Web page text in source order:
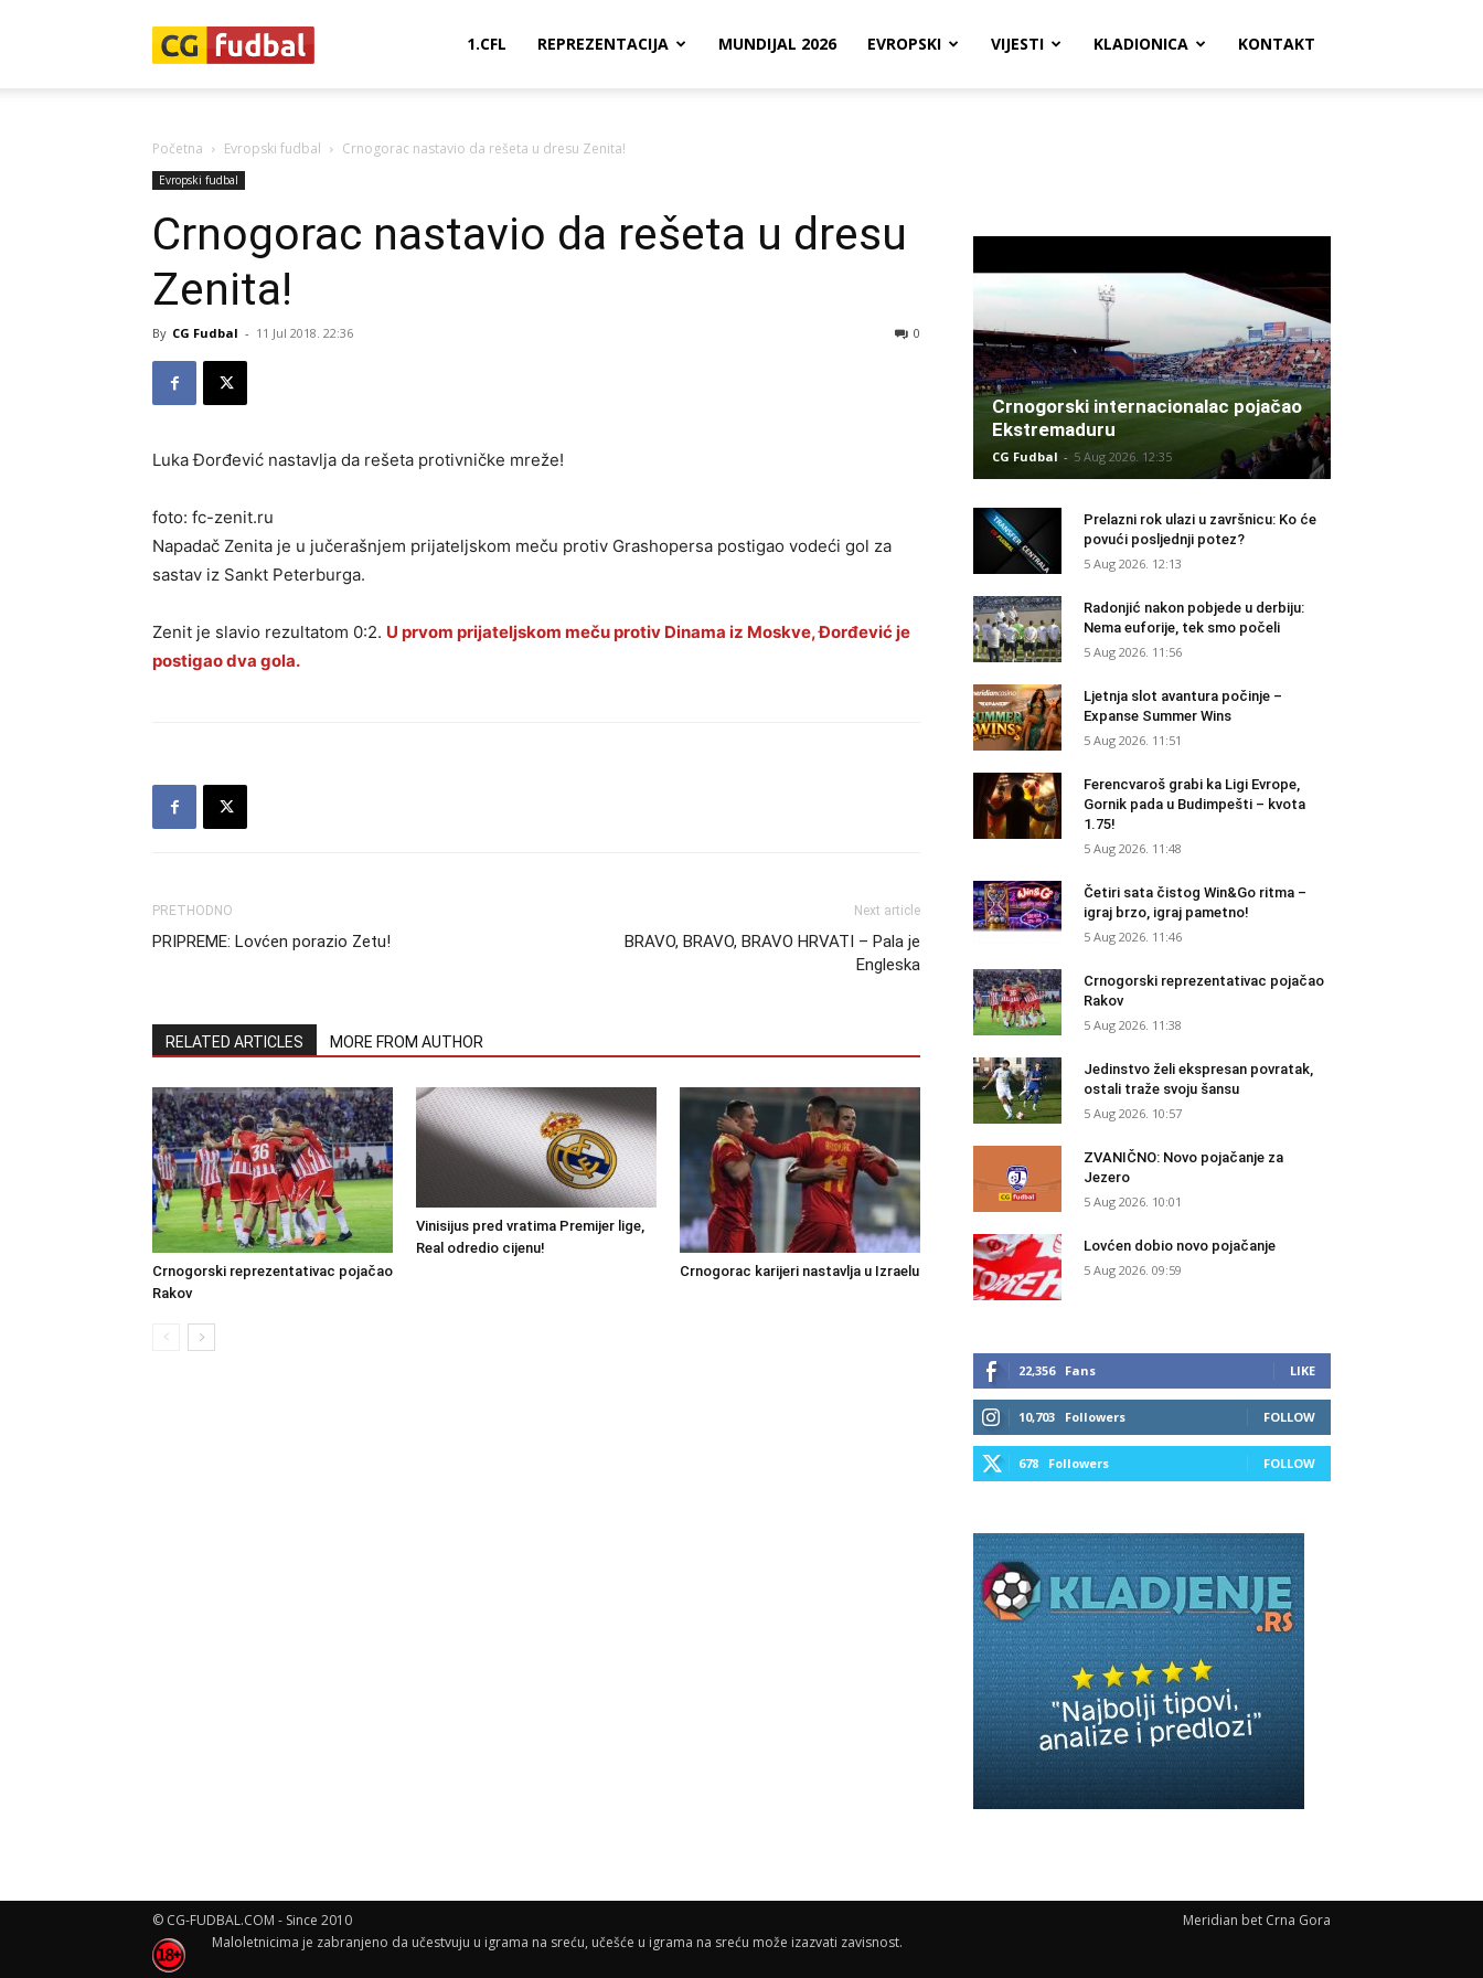
1.CFL REPREZENTACIJA MUNDIJAL 2026 EVROPSKI VIJESTI KLADIONICA KONTAKT
Početna Evropski fudbal Crnogorac nastavio da rešeta u dresu Zenita!
Evropski fudbal
Crnogorac nastavio da rešeta u dresu
Zenita!
By CG Fudbal - 11 Jul 2018. 22:36 0
Luka Đorđević nastavlja da rešeta protivničke mreže!
foto: fc-zenit.ru
Napadač Zenita je u jučerašnjem prijateljskom meču protiv Grashopersa postigao vodeći gol za
sastav iz Sankt Peterburga.
Zenit je slavio rezultatom 0:2. U prvom prijateljskom meču protiv Dinama iz Moskve, Đorđević je
postigao dva gola.
PRETHODNO
PRIPREME: Lovćen porazio Zetu!
Next article
BRAVO, BRAVO, BRAVO HRVATI – Pala je
Engleska
RELATED ARTICLES MORE FROM AUTHOR
Crnogorski reprezentativac pojačao
Rakov
Vinisijus pred vratima Premijer lige,
Real odredio cijenu!
Crnogorac karijeri nastavlja u Izraelu
Crnogorski internacionalac pojačao
Ekstremaduru
CG Fudbal - 5 Aug 2026. 12:35
Prelazni rok ulazi u završnicu: Ko će
povući posljednji potez?
5 Aug 2026. 12:13
Radonjić nakon pobjede u derbiju:
Nema euforije, tek smo počeli
5 Aug 2026. 11:56
Ljetnja slot avantura počinje –
Expanse Summer Wins
5 Aug 2026. 11:51
Ferencvaroš grabi ka Ligi Evrope,
Gornik pada u Budimpešti – kvota
1.75!
5 Aug 2026. 11:48
Četiri sata čistog Win&Go ritma –
igraj brzo, igraj pametno!
5 Aug 2026. 11:46
Crnogorski reprezentativac pojačao
Rakov
5 Aug 2026. 11:38
Jedinstvo želi ekspresan povratak,
ostali traže svoju šansu
5 Aug 2026. 10:57
ZVANIČNO: Novo pojačanje za
Jezero
5 Aug 2026. 10:01
Lovćen dobio novo pojačanje
5 Aug 2026. 09:59
22,356 Fans LIKE
10,703 Followers FOLLOW
678 Followers FOLLOW
Meridian bet Crna Gora
© CG-FUDBAL.COM - Since 2010
Maloletnicima je zabranjeno da učestvuju u igrama na sreću, učešće u igrama na sreću može izazvati zavisnost.